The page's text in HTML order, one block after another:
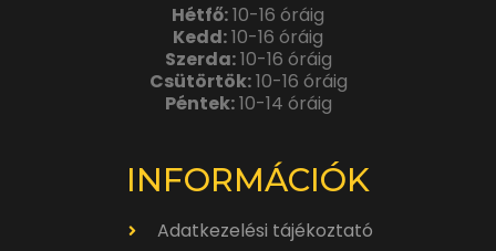
Hétfő:10-16 óráig
Kedd:10-16 óráig
Szerda:10-16 óráig
Csütörtök:10-16 óráig
Péntek:10-14 óráig
INFORMÁCIÓK
Adatkezelési tájékoztató